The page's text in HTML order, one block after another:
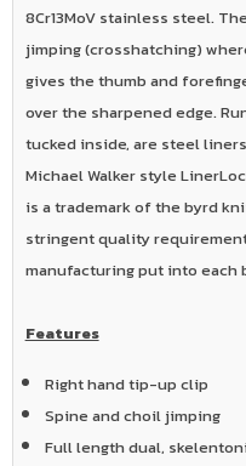
8Cr13MoV stainless steel.
jimping (crosshatching)
gives the thumb and
over the sharpened edge.
tucked inside, are steel
Michael Walker style
is a trademark of the byrd
stringent quality
manufacturing put into each
Features
Right hand tip-up clip
Spine and choil jimping
Full length dual,